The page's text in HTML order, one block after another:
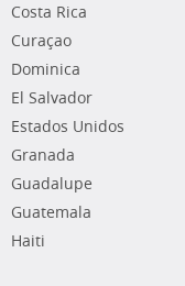
Costa Rica
Curaçao
Dominica
El Salvador
Estados Unidos
Granada
Guadalupe
Guatemala
Haiti